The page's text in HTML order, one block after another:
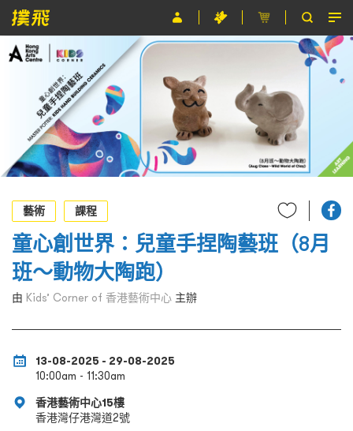
節目
主辦單位
關於撲飛
條款及細則
EN
藝術
課程
童心創世界：兒童手捏陶藝班（8月
班～動物大陶跑）
由 Kids’ Corner of 香港藝術中心 主辦
13-08-2025 - 29-08-2025
10:00am - 11:30am
香港藝術中心15樓
香港灣仔港灣道2號